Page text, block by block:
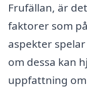
Frufällan, är
faktorer som
aspekter
om dessa kan
uppfattning